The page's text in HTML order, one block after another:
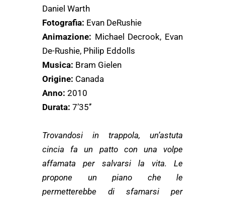
Daniel Warth
Fotografia: Evan DeRushie
Animazione: Michael Decrook, Evan
De-Rushie, Philip Eddolls
Musica: Bram Gielen
Origine: Canada
Anno: 2010
Durata: 7’35’’
Trovandosi in trappola, un’astuta
cincia fa un patto con una volpe
affamata per salvarsi la vita. Le
propone un piano che le
permetterebbe di sfamarsi per